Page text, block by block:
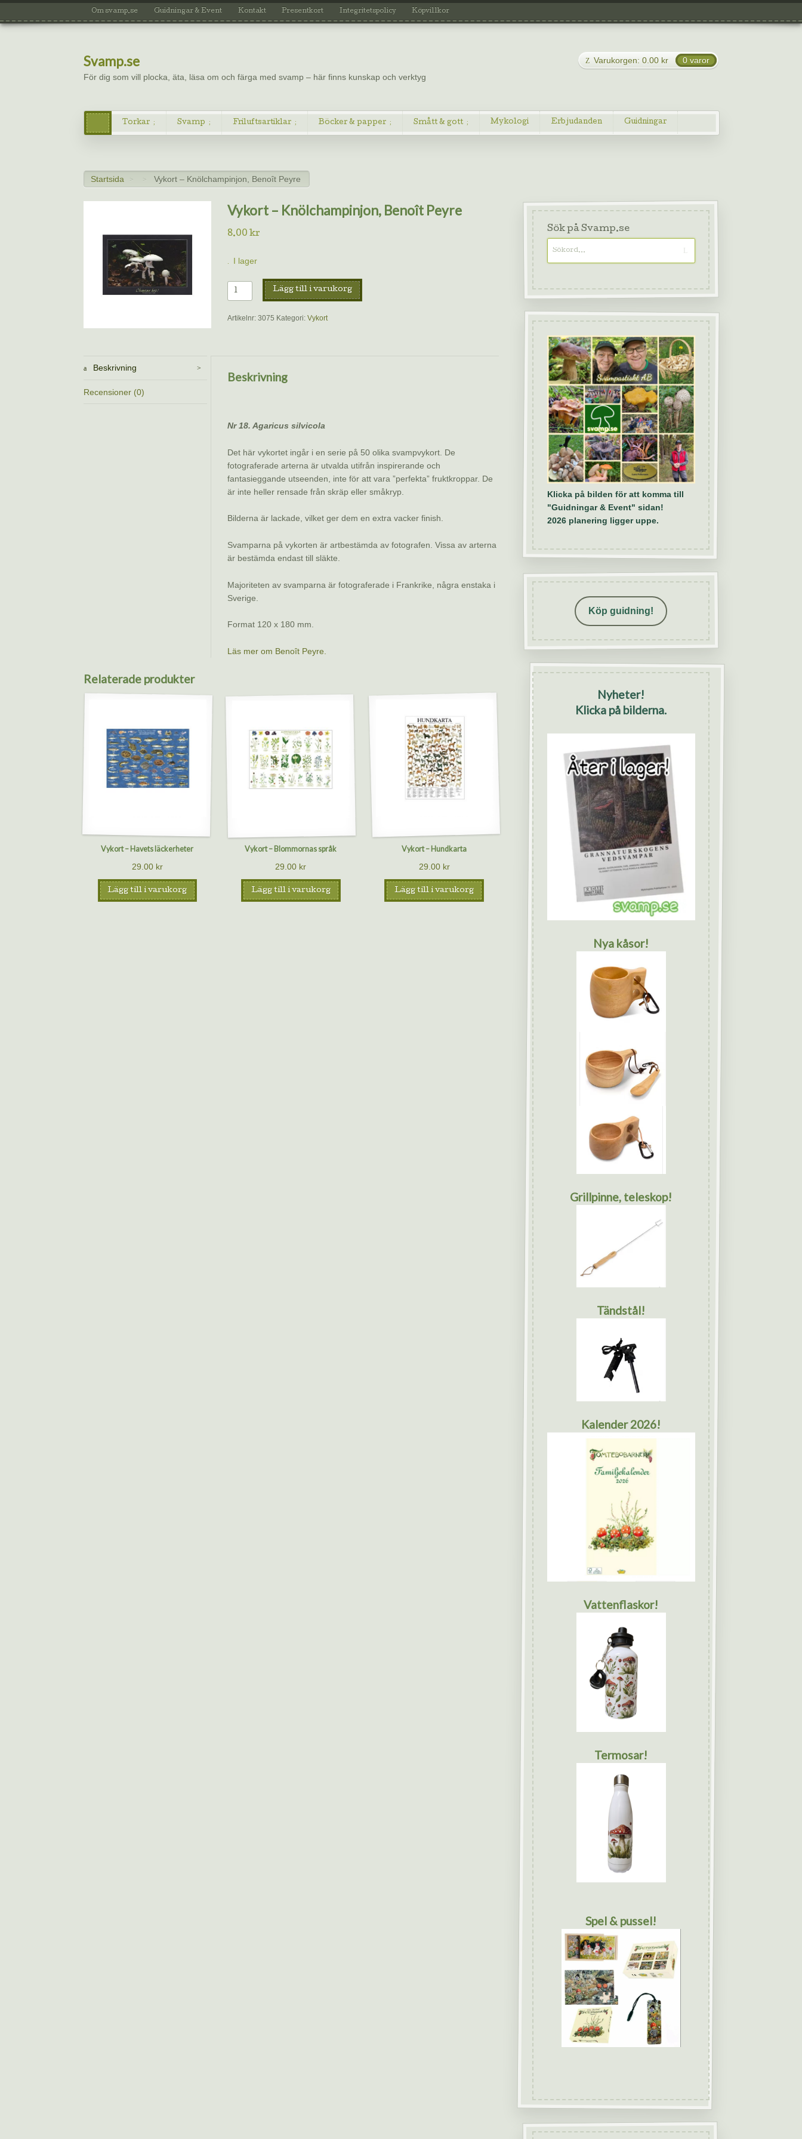
Om svamp.se Guidningar & Event Kontakt Presentkort Integritetspolicy Köpvillkor
Svamp.se
För dig som vill plocka, äta, läsa om och färga med svamp – här finns kunskap och verktyg
Varukorgen: 0.00 kr 0 varor
Torkar Svamp Friluftsartiklar Böcker & papper Smått & gott Mykologi Erbjudanden Guidningar
Startsida > > Vykort – Knölchampinjon, Benoît Peyre
Vykort – Knölchampinjon, Benoît Peyre
8.00 kr
I lager
Vykort
–
Knölchampinjon,
Lägg till i varukorg
Artikelnr: 3075 Kategori: Vykort
Beskrivning
Recensioner (0)
Beskrivning
Nr 18. Agaricus silvicola
Det här vykortet ingår i en serie på 50 olika svampvykort. De
fotograferade arterna är utvalda utifrån inspirerande och
fantasieggande utseenden, inte för att vara ”perfekta” fruktkroppar. De
är inte heller rensade från skräp eller småkryp.
Bilderna är lackade, vilket ger dem en extra vacker finish.
Svamparna på vykorten är artbestämda av fotografen. Vissa av arterna
är bestämda endast till släkte.
Majoriteten av svamparna är fotograferade i Frankrike, några enstaka i
Sverige.
Format 120 x 180 mm.
Läs mer om Benoît Peyre.
Relaterade produkter
Vykort – Havets läckerheter
29.00 kr
Lägg till i varukorg
Vykort – Blommornas språk
29.00 kr
Lägg till i varukorg
Vykort – Hundkarta
29.00 kr
Lägg till i varukorg
Sök på Svamp.se
Klicka på bilden för att komma till
"Guidningar & Event" sidan!
2026 planering ligger uppe.
Köp guidning!
Nyheter!
Klicka på bilderna.
Nya kåsor!
Grillpinne, teleskop!
Tändstål!
Kalender 2026!
Vattenflaskor!
Termosar!
Spel & pussel!